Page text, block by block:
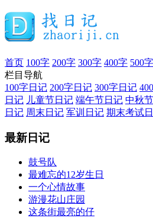
首页 100字 200字 300字 400字 500字
栏目导航
100字日记 200字日记 300字日记
日记 儿童节日记 端午节日记 中秋
日记 周末日记 军训日记 期末考试
最新日记
鼓号队
最难忘的12岁生日
一个心情故事
游漫花山庄园
这条街最亮的仔